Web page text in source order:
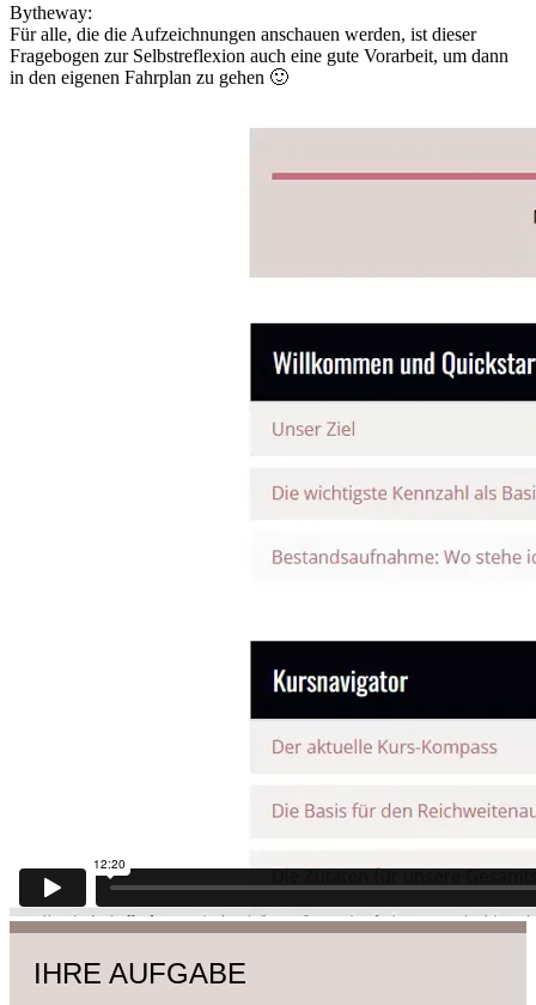
Bytheway:
Für alle, die die Aufzeichnungen anschauen werden, ist dieser
Fragebogen zur Selbstreflexion auch eine gute Vorarbeit, um dann
in den eigenen Fahrplan zu gehen 🙂
IHRE AUFGABE